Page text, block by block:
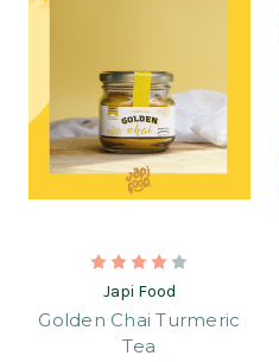
Japi Food
Golden Chai Turmeric
Tea